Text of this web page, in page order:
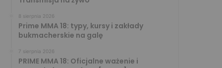
8 sierpnia 2026
Prime MMA 18: typy, kursy i zakłady
bukmacherskie na galę
7 sierpnia 2026
PRIME MMA 18: Oficjalne ważenie i